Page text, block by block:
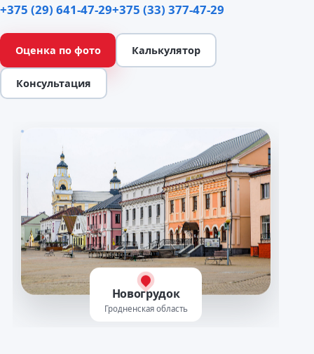
+375 (29) 641-47-29+375 (33) 377-47-29
Оценка по фото Калькулятор
Консультация
Новогрудок
Гродненская область